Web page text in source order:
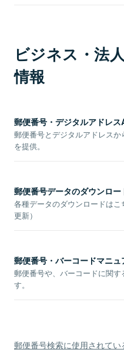
ビジネス・法
情報
郵便番号・デジタルアドレス
郵便番号とデジタルアドレス
を提供。
郵便番号データのダウンロー
各種データのダウンロードは
更新）
郵便番号・バーコードマニュ
郵便番号や、バーコードに関
す。
郵便番号検索に使用されてい